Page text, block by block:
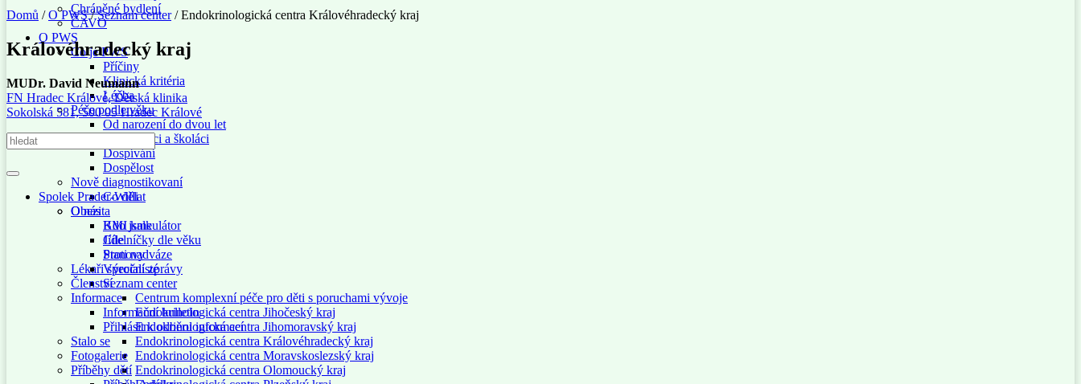
Chráněné bydlení
ČAVO
O PWS
Co je PWS
Příčiny
Klinická kritéria
Léčba
Péče podle věku
Od narození do dvou let
Předškoláci a školáci
Dospívání
Dospělost
Nově diagnostikovaní
Co dělat
Obezita
BMI kalkulátor
Jídelníčky dle věku
Proti nadváze
Lékaři specialisté
Seznam center
Centrum komplexní péče pro děti s poruchami vývoje
Endokrinologická centra Jihočeský kraj
Endokrinologická centra Jihomoravský kraj
Endokrinologická centra Královéhradecký kraj
Endokrinologická centra Moravskoslezský kraj
Endokrinologická centra Olomoucký kraj
Domů /O PWS /Seznam center /Endokrinologická centra Královéhradecký kraj
Královéhradecký kraj
MUDr. David Neumann
FN Hradec Králové, Dětská klinika
Sokolská 581, 500 05 Hradec Králové
Spolek Prader-Willi
O nás
Kdo jsme
Cíle
Stanovy
Výroční zprávy
Členství
Informace
Informační bulletin
Přihlásit k odběru informací
Stalo se
Fotogalerie
Příběhy dětí